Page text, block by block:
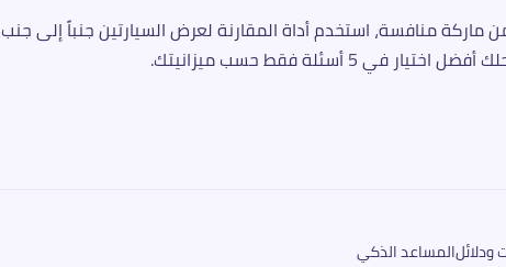
ماركة منافسة، استخدم أداة المقارنة لعرض السيارتين جنباً إلى جنب
أسئلة فقط حسب ميزانيتك.
ودلائلالمساعد الذكي